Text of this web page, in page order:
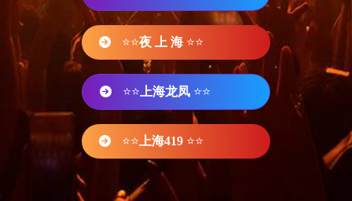
⭐⭐夜 上 海 ⭐⭐
⭐⭐ 上海龙凤 ⭐⭐
⭐⭐ 上海419 ⭐⭐